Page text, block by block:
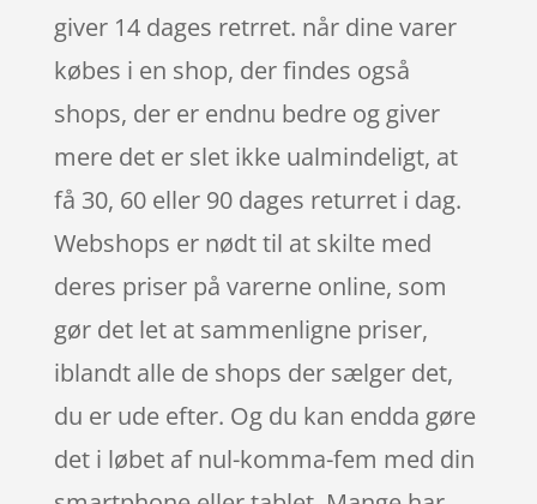
giver 14 dages retrret. når dine varer
købes i en shop, der findes også
shops, der er endnu bedre og giver
mere det er slet ikke ualmindeligt, at
få 30, 60 eller 90 dages returret i dag.
Webshops er nødt til at skilte med
deres priser på varerne online, som
gør det let at sammenligne priser,
iblandt alle de shops der sælger det,
du er ude efter. Og du kan endda gøre
det i løbet af nul-komma-fem med din